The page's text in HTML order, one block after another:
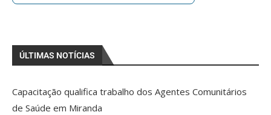
ÚLTIMAS NOTÍCIAS
Capacitação qualifica trabalho dos Agentes Comunitários
de Saúde em Miranda